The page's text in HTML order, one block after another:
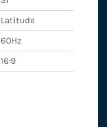
Latitude
60Hz
16:9